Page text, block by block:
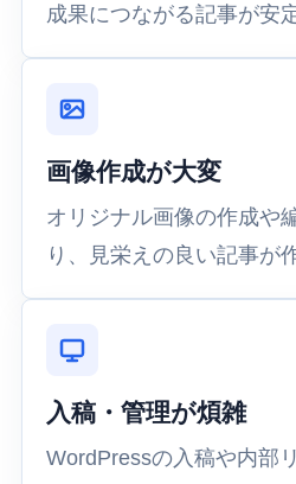
成果につながる記事が安
画像作成が大変
オリジナル画像の作成や
り、見栄えの良い記事が
入稿・管理が煩雑
WordPressの入稿や内部